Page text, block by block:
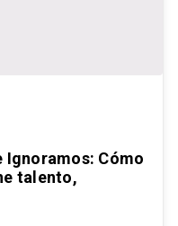
Ignoramos: Cómo
talento,